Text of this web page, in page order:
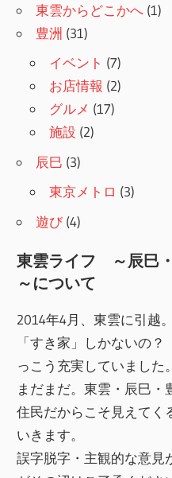
東雲からどこかへ (1)
豊洲 (31)
イベント (7)
お店情報 (2)
グルメ (17)
施設 (2)
辰巳 (3)
東京メトロ (3)
遊び (4)
東雲ライフ ～辰巳
～について
2014年4月、東雲に引越
「すき家」しかないの
っこう充実していました
まだまだ。東雲・辰巳・
住民だからこそ見えてく
いきます。
誤字脱字・主観的な意見